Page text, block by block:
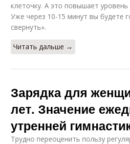
клеточку. А это повышает уровень
Уже через 10-15 минут вы будете
свернуть».
Читать дальше →
Зарядка для
лет. Значение
утренней
Трудно переоценить пользу